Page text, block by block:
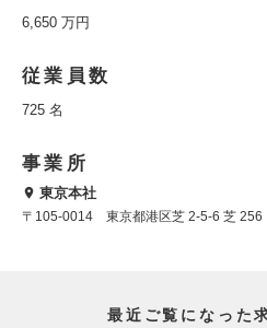
6,650 万円
従業員数
725 名
事業所
東京本社
〒105-0014 東京都港区芝 2-5-6 芝 256
最近ご覧になった